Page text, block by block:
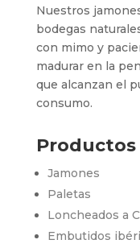
Nuestros
bodegas
con mimo y
madurar en la
que alcanzan el
consumo.
Productos
Jamones
Paletas
Loncheados a
Embutidos